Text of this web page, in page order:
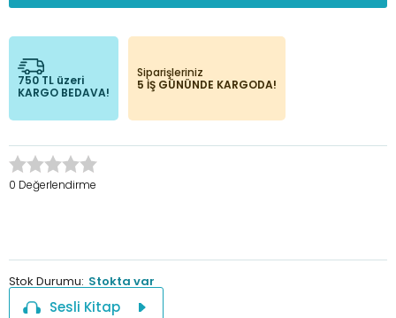
750 TL üzeri
KARGO BEDAVA!
Siparişleriniz
5 İŞ GÜNÜNDE KARGODA!
0 Değerlendirme
Stok Durumu: Stokta var
Sesli Kitap